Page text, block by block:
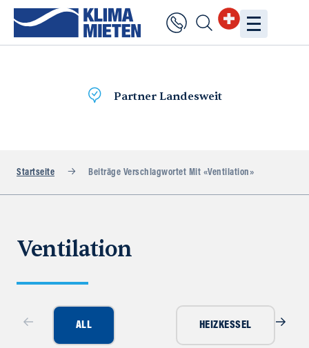
Lieferung
Startseite Beiträge Verschlagwortet Mit «Ventilation»
Ventilation
ALL HEIZKESSEL